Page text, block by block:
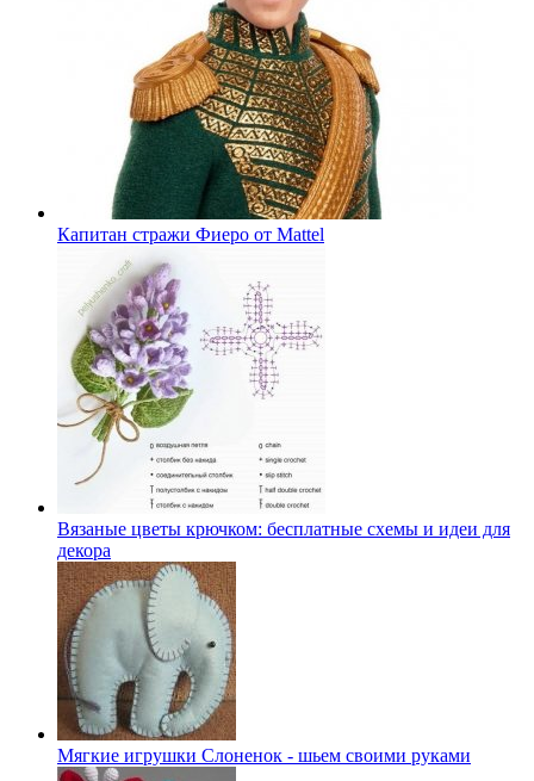
Капитан стражи Фиеро от Mattel
Вязаные цветы крючком: бесплатные схемы и идеи для
декора
Мягкие игрушки Слоненок - шьем своими руками